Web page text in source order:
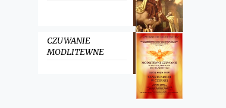
CZUWANIE
MODLITEWNE